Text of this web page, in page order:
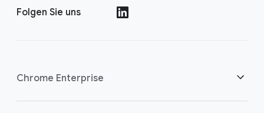
Folgen Sie uns
Chrome Enterprise